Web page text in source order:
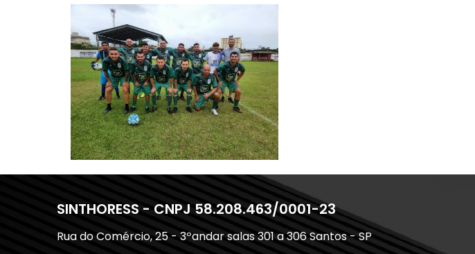
SINTHORESS - CNPJ 58.208.463/0001-23
Rua do Comércio, 25 - 3ºandar salas 301 a 306 Santos - SP